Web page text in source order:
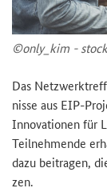
©on­ly_kim -
Das
nis­se aus EIP-​
In­no­va­tio­nen für
Teil­neh­men­de
dazu bei­tra­gen,
zen.